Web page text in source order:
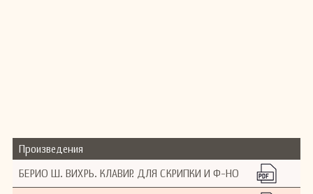
Произведения
БЕРИО Ш. ВИХРЬ. КЛАВИР. ДЛЯ СКРИПКИ И Ф-НО